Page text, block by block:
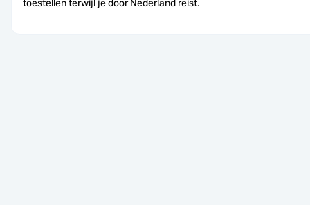
toestellen terwijl je door Nederland reist.